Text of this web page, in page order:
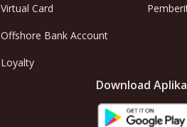
Virtual Card
Offshore Bank Account
Loyalty
Download